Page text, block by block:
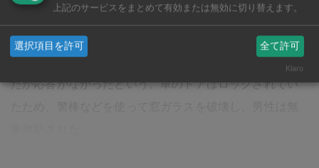
現場に急行したラートブアルアン警察によると、車の中
に意識不明状態の男性を発見し、ガラス越しに呼びかけ
たが応答がなかったという。車のドアはロックされてい
上記のサービスをまとめて有効または無効に切り替えます。
選択項目を許可 全て許可
Klaro